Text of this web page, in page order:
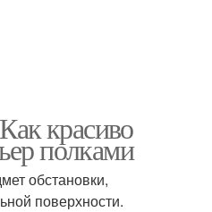
красиво
полками
обстановки,
поверхности.